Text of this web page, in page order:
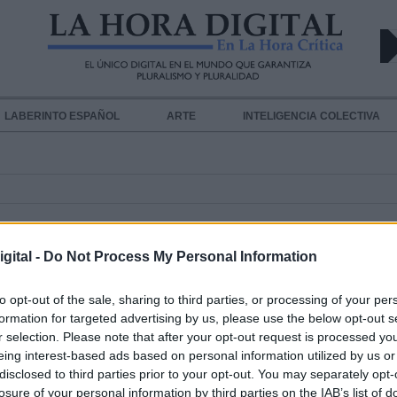
- Do Not Process My Personal Information
opt-out of the sale, sharing to third parties, or processing of your
for targeted advertising by us, please use the below opt-out
selection. Please note that after your opt-out request is processed
interest-based ads based on personal information utilized by us
to third parties prior to your opt-out. You may separately
of your personal information by third parties on the IAB’s list of
LABERINTO ESPAÑOL ARTE INTELIGENCIA COLECTIVA
Así nos ven los suecos, apiñados y
políticos desleales